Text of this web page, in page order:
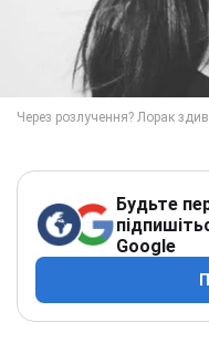
Будьте
Google